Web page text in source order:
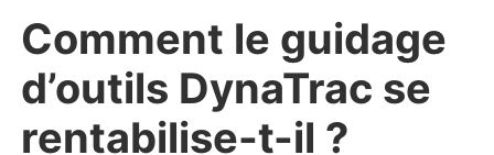
Comment le guidage
d’outils DynaTrac se
rentabilise-t-il ?